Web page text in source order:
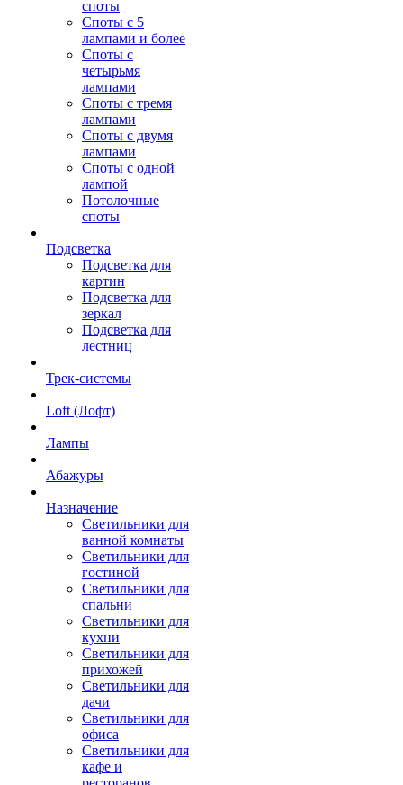
споты
Споты с 5
лампами и более
Споты с
четырьмя
лампами
Споты с тремя
лампами
Споты с двумя
лампами
Споты с одной
лампой
Потолочные
споты
Подсветка
Подсветка для
картин
Подсветка для
зеркал
Подсветка для
лестниц
Трек-системы
Loft (Лофт)
Лампы
Абажуры
Назначение
Светильники для
ванной комнаты
Светильники для
гостиной
Светильники для
спальни
Светильники для
кухни
Светильники для
прихожей
Светильники для
дачи
Светильники для
офиса
Светильники для
кафе и